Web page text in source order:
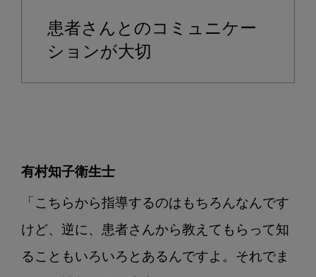
患者さんとのコミュニケー
ションが大切
有村知子衛生士
「こちらから指導するのはもちろんなんです
けど、逆に、患者さんから教えてもらって知
ることもいろいろとあるんですよ。それでま